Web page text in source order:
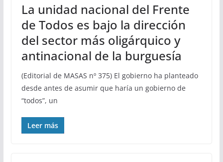
La unidad nacional del Frente
de Todos es bajo la dirección
del sector más oligárquico y
antinacional de la burguesía
(Editorial de MASAS nº 375) El gobierno ha planteado
desde antes de asumir que haría un gobierno de
“todos”, un
Leer más